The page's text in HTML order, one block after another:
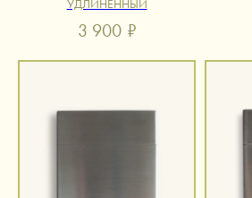
УДЛИНЕННЫЙ
3 900 ₽